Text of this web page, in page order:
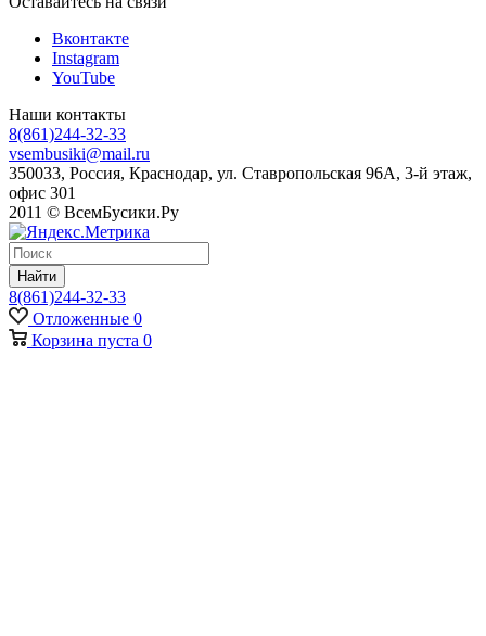
Вконтакте
Instagram
YouTube
Наши контакты
8(861)244-32-33
vsembusiki@mail.ru
350033, Россия, Краснодар, ул. Ставропольская 96А, 3-й этаж,
офис 301
2011 © ВсемБусики.Ру
Найти
8(861)244-32-33
Отложенные 0
Корзина пуста 0